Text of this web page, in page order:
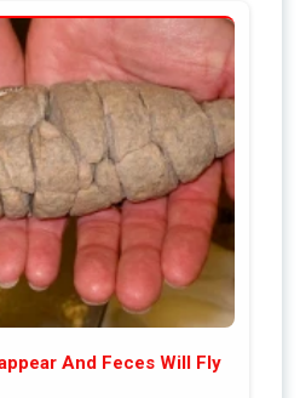
And Feces Will Fly